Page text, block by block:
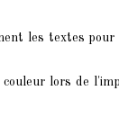
les textes
lors de